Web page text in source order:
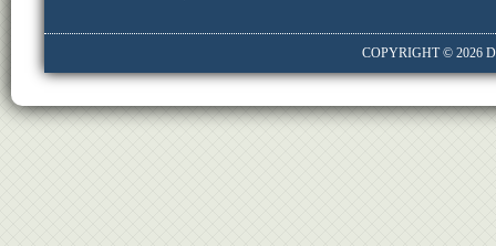
COPYRIGHT © 2026